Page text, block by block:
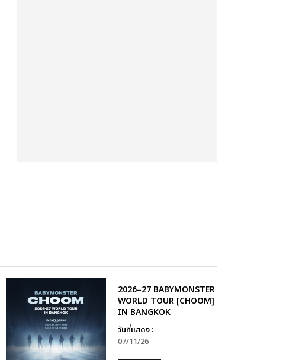
2026–27 BABYMONSTER
WORLD TOUR [CHOOM]
IN BANGKOK
วันที่แสดง :
07/11/26